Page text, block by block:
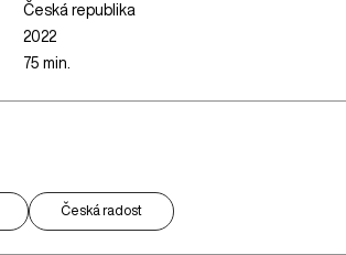
Česká republika
2022
75 min.
Česká radost